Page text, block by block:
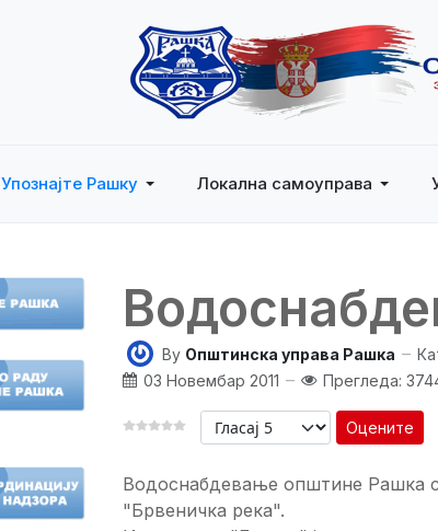
Упознајте Рашку Локална самоуправа
By Општинска управа Рашка
03 Новембар 2011
Прегледа:
Оцените
Водоснабдевање општине Рашка
"Брвеничка река".